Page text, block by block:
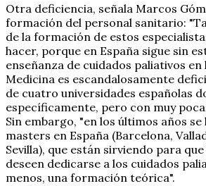
Otra deficiencia, señala Marcos
formación del personal sanitario:
de la formación de estos
hacer, porque en España sigue sin
enseñanza de cuidados paliativos
Medicina es escandalosamente
de cuatro universidades españolas
específicamente, pero con muy
Sin embargo, "en los últimos años
masters en España (Barcelona,
Sevilla), que están sirviendo para
deseen dedicarse a los cuidados
menos, una formación teórica".